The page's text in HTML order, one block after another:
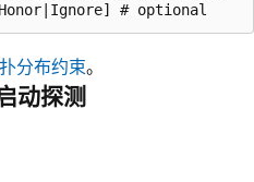
分布约束。
动探测